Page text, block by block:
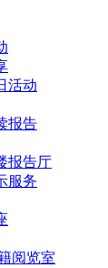
活动
报告
报告厅
服务
阅览室